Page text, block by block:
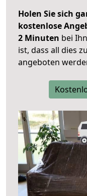
Holen Sie sich
kostenlose
2 Minuten bei
ist, dass all dies
angeboten